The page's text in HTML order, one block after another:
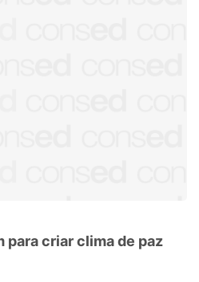
para criar clima de paz